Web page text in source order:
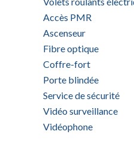
Accès PMR
Ascenseur
Fibre optique
Coffre-fort
Porte blindée
Service de sécurité
Vidéo surveillance
Vidéophone